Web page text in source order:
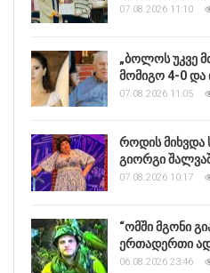
07.08.2026 11:10
„ბოლოს უკვე
მომიგო 4-0 და
07.08.2026 11:05
როდის მიხვდა
გიორგი
07.08.2026 10:17
“ომში მგონი
ერთადერთი
06.08.2026 23:46